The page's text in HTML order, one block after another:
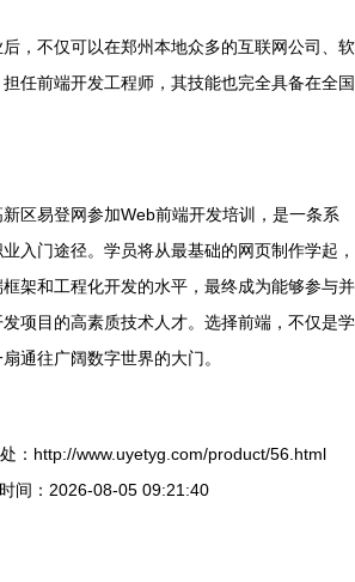
后，不仅可以在郑州本地众多的互联网公司、软
任前端开发工程师，其技能也完全具备在全国
区易登网参加Web前端开发培训，是一条系
入门途径。学员将从最基础的网页制作学起，
架和工程化开发的水平，最终成为能够参与并
项目的高素质技术人才。选择前端，不仅是学
通往广阔数字世界的大门。
：http://www.uyetyg.com/product/56.html
间：2026-08-05 09:21:40